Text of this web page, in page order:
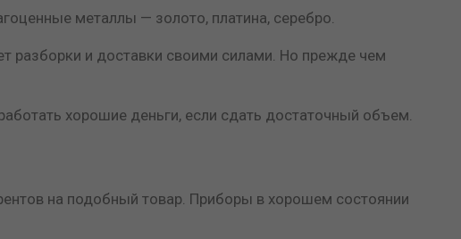
металлы — золото, платина, серебро.
разборки и доставки своими силами. Но прежде чем
хорошие деньги, если сдать достаточный объем.
на подобный товар. Приборы в хорошем состоянии